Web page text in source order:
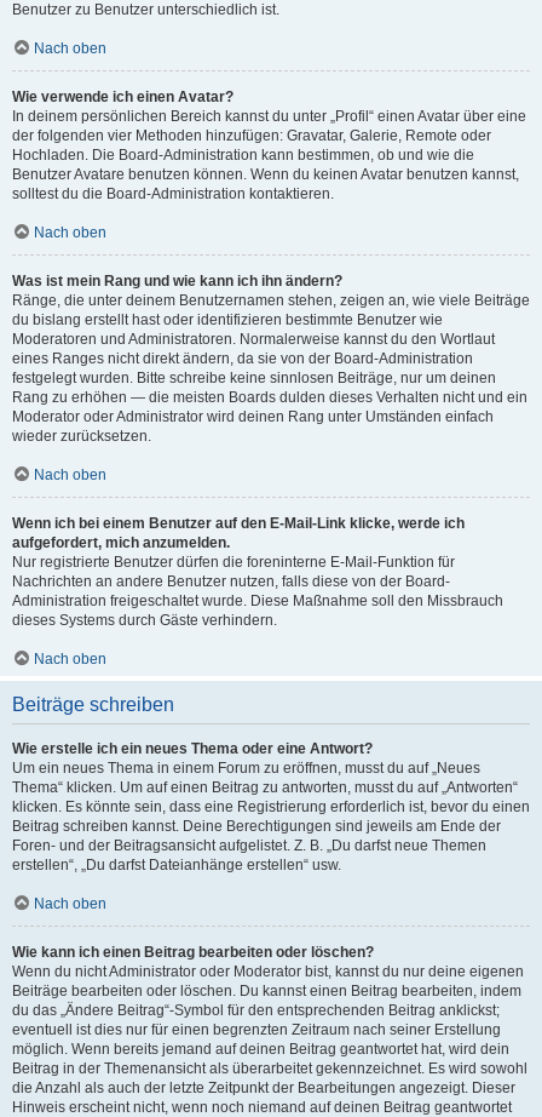
Benutzer zu Benutzer unterschiedlich ist.
Nach oben
Wie verwende ich einen Avatar?
In deinem persönlichen Bereich kannst du unter „Profil“ einen Avatar über eine
der folgenden vier Methoden hinzufügen: Gravatar, Galerie, Remote oder
Hochladen. Die Board-Administration kann bestimmen, ob und wie die
Benutzer Avatare benutzen können. Wenn du keinen Avatar benutzen kannst,
solltest du die Board-Administration kontaktieren.
Nach oben
Was ist mein Rang und wie kann ich ihn ändern?
Ränge, die unter deinem Benutzernamen stehen, zeigen an, wie viele Beiträge
du bislang erstellt hast oder identifizieren bestimmte Benutzer wie
Moderatoren und Administratoren. Normalerweise kannst du den Wortlaut
eines Ranges nicht direkt ändern, da sie von der Board-Administration
festgelegt wurden. Bitte schreibe keine sinnlosen Beiträge, nur um deinen
Rang zu erhöhen — die meisten Boards dulden dieses Verhalten nicht und ein
Moderator oder Administrator wird deinen Rang unter Umständen einfach
wieder zurücksetzen.
Nach oben
Wenn ich bei einem Benutzer auf den E-Mail-Link klicke, werde ich
aufgefordert, mich anzumelden.
Nur registrierte Benutzer dürfen die foreninterne E-Mail-Funktion für
Nachrichten an andere Benutzer nutzen, falls diese von der Board-
Administration freigeschaltet wurde. Diese Maßnahme soll den Missbrauch
dieses Systems durch Gäste verhindern.
Nach oben
Beiträge schreiben
Wie erstelle ich ein neues Thema oder eine Antwort?
Um ein neues Thema in einem Forum zu eröffnen, musst du auf „Neues
Thema“ klicken. Um auf einen Beitrag zu antworten, musst du auf „Antworten“
klicken. Es könnte sein, dass eine Registrierung erforderlich ist, bevor du einen
Beitrag schreiben kannst. Deine Berechtigungen sind jeweils am Ende der
Foren- und der Beitragsansicht aufgelistet. Z. B. „Du darfst neue Themen
erstellen“, „Du darfst Dateianhänge erstellen“ usw.
Nach oben
Wie kann ich einen Beitrag bearbeiten oder löschen?
Wenn du nicht Administrator oder Moderator bist, kannst du nur deine eigenen
Beiträge bearbeiten oder löschen. Du kannst einen Beitrag bearbeiten, indem
du das „Ändere Beitrag“-Symbol für den entsprechenden Beitrag anklickst;
eventuell ist dies nur für einen begrenzten Zeitraum nach seiner Erstellung
möglich. Wenn bereits jemand auf deinen Beitrag geantwortet hat, wird dein
Beitrag in der Themenansicht als überarbeitet gekennzeichnet. Es wird sowohl
die Anzahl als auch der letzte Zeitpunkt der Bearbeitungen angezeigt. Dieser
Hinweis erscheint nicht, wenn noch niemand auf deinen Beitrag geantwortet